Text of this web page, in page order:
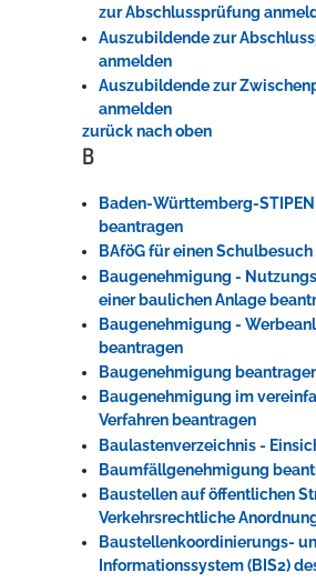
zur Abschlussprüfung
Auszubildende zur
anmelden
Auszubildende zur
anmelden
zurück nach oben
B
Baden-Württemberg-
beantragen
BAföG für einen
Baugenehmigung -
einer baulichen Anlage
Baugenehmigung -
beantragen
Baugenehmigung
Baugenehmigung im
Verfahren beantragen
Baulastenverzeichnis -
Baumfällgenehmigung
Baustellen auf öffentlichen
Verkehrsrechtliche
Baustellenkoordinierungs-
Informationssystem (BIS2)